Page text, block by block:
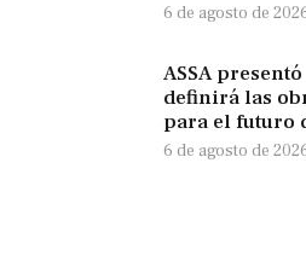
6 de agosto de
ASSA
definirá las
para el futuro
6 de agosto de